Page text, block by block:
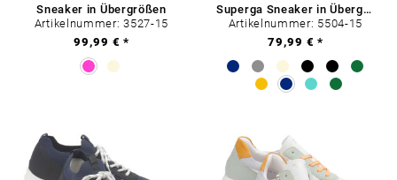
Sneaker in Übergrößen
Artikelnummer: 3527-15
99,99 € *
Superga Sneaker in Übergrößen
Artikelnummer: 5504-15
79,99 € *